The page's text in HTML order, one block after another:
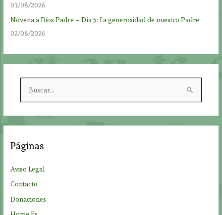
03/08/2026
Novena a Dios Padre – Día 5: La generosidad de nuestro Padre
02/08/2026
c
r
:
Páginas
Aviso Legal
Contacto
Donaciones